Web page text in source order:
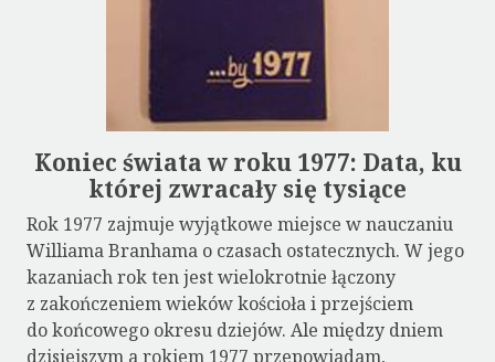
Koniec świata w roku 1977: Data, ku
której zwracały się tysiące
Rok 1977 zajmuje wyjątkowe miejsce w nauczaniu
Williama Branhama o czasach ostatecznych. W jego
kazaniach rok ten jest wielokrotnie łączony
z zakończeniem wieków kościoła i przejściem
do końcowego okresu dziejów. Ale między dniem
dzisiejszym a rokiem 1977 przepowiadam,